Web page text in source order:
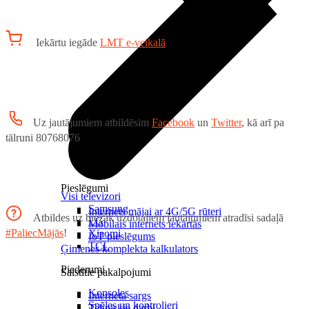
Pieslēgumi
Internets mājai ar 4G/5G rūteri
Mobilais internets iekārtās
IoT pieslēgums
Ģimenes komplekta kalkulators
Saistītie pakalpojumi
Interneta sargs
Visi televizori
Samsung
LG
Xiaomi
TCL
Piederumi
Konsoles
Spēles un kontrolieri
Iekārtu iegāde LMT e-veikalā
Uz jautājumiem atbildēsim Facebook un Twitter, kā arī pa
tālruni 80768076
Atbildes uz biežāk uzdotajiem jautājumiem atradīsi sadaļā
#PaliecMājās!